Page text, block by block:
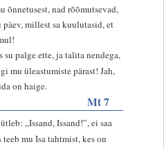
õnnetusest, nad rõõmutsevad,
millest sa kuulutasid, et
palge ette, ja talita nendega,
mu üleastumiste pärast! Jah,
on haige.
Mt 7
„Issand, Issand!”, ei saa
mu Isa tahtmist, kes on